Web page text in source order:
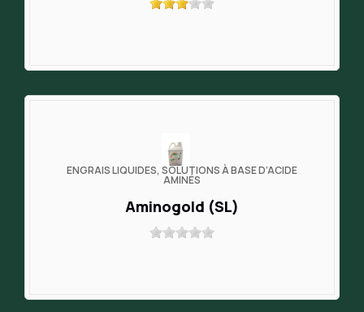
ENGRAIS LIQUIDES, SOLUTIONS À BASE D’ACIDE
AMINÉS
Aminogold (SL)